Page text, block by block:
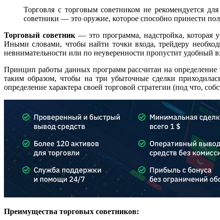
Торговля с торговым советником не рекомендуется
советники — это оружие, которое способно принести
Торговый советник — это программа, надстройка, которая
Иными словами, чтобы найти точки входа, трейдеру
невнимательности или по неуверенности пропустит удобный
Принцип работы данных программ рассчитан на определение
таким образом, чтобы на три убыточные сделки
определение характера своей торговой стратегии (под что,
Преимущества торговых советников: